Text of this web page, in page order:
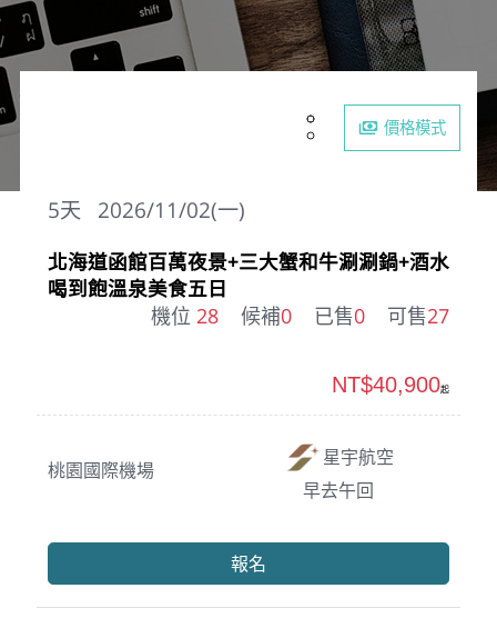
價格模式
2026/11/02(一)
5天
北海道函館百萬夜景+三大蟹和牛涮涮鍋+酒水
喝到飽溫泉美食五日
機位 28 候補0 已售0 可售27
桃園國際機場
星宇航空
早去午回
NT$40,900起
報名